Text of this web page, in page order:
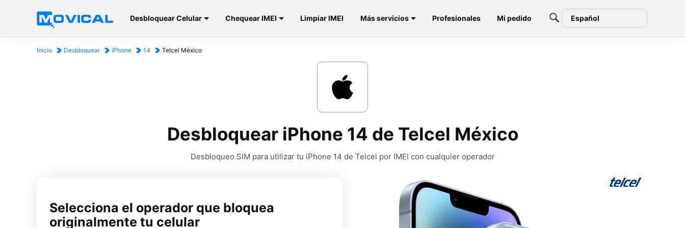
Desbloquear Celular Chequear IMEI Limpiar IMEI Más servicios Profesionales Mi pedido Español
Inicio Desbloquear iPhone 14 Telcel México
Desbloquear iPhone 14 de Telcel México
Desbloqueo SIM para utilizar tu iPhone 14 de Telcel por IMEI con cualquier operador
Selecciona el operador que bloquea
originalmente tu celular